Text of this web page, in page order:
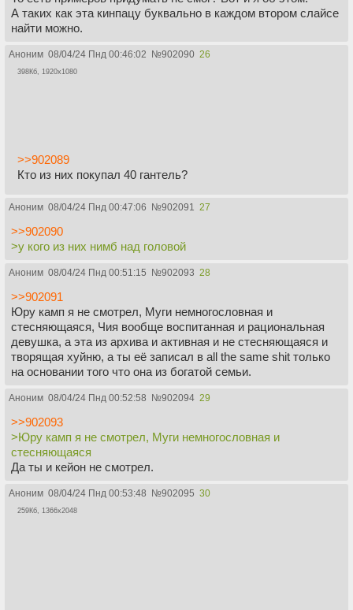
А таких как эта кинпацу буквально в каждом втором слайсе
найти можно.
Аноним 08/04/24 Пнд 00:46:02 №902090 26
398Кб, 1920x1080
>>902089
Кто из них покупал 40 гантель?
Аноним 08/04/24 Пнд 00:47:06 №902091 27
>>902090
>у кого из них нимб над головой
Аноним 08/04/24 Пнд 00:51:15 №902093 28
>>902091
Юру камп я не смотрел, Муги немногословная и
стесняющаяся, Чия вообще воспитанная и рациональная
девушка, а эта из архива и активная и не стесняющаяся и
творящая хуйню, а ты её записал в all the same shit только
на основании того что она из богатой семьи.
Аноним 08/04/24 Пнд 00:52:58 №902094 29
>>902093
>Юру камп я не смотрел, Муги немногословная и
стесняющаяся
Да ты и кейон не смотрел.
Аноним 08/04/24 Пнд 00:53:48 №902095 30
259Кб, 1366x2048